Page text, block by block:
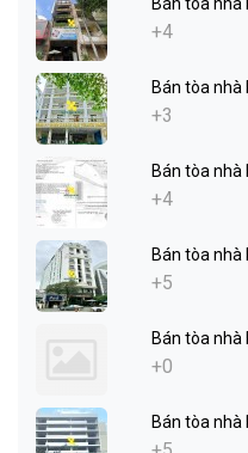
+4
Bán tòa nhà
+3
Bán tòa nhà
+4
Bán tòa nhà
+5
Bán tòa nhà
+0
Bán tòa nhà